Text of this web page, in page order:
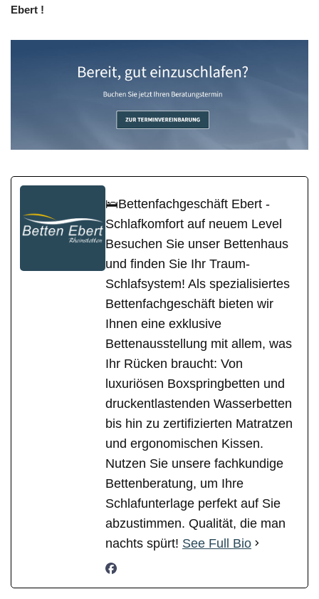
Ebert !
🛌Bettenfachgeschäft Ebert -
Schlafkomfort auf neuem Level
Besuchen Sie unser Bettenhaus
und finden Sie Ihr Traum-
Schlafsystem! Als spezialisiertes
Bettenfachgeschäft bieten wir
Ihnen eine exklusive
Bettenausstellung mit allem, was
Ihr Rücken braucht: Von
luxuriösen Boxspringbetten und
druckentlastenden Wasserbetten
bis hin zu zertifizierten Matratzen
und ergonomischen Kissen.
Nutzen Sie unsere fachkundige
Bettenberatung, um Ihre
Schlafunterlage perfekt auf Sie
abzustimmen. Qualität, die man
nachts spürt! See Full Bio